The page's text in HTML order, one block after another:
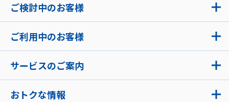
ご検討中のお客様
ご利用中のお客様
サービスのご案内
おトクな情報